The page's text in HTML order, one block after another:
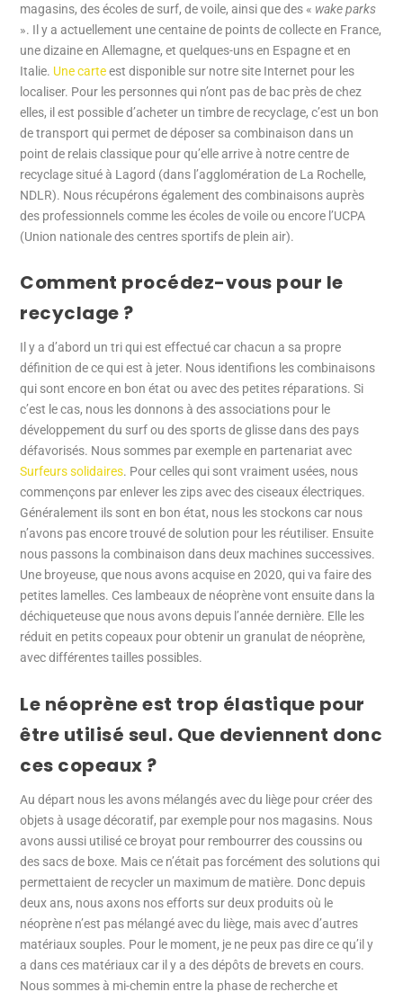
magasins, des écoles de surf, de voile, ainsi que des « wake parks
». Il y a actuellement une centaine de points de collecte en France,
une dizaine en Allemagne, et quelques-uns en Espagne et en
Italie. Une carteest disponible sur notre site Internet pour les
localiser. Pour les personnes qui n’ont pas de bac près de chez
elles, il est possible d’acheter un timbre de recyclage, c’est un bon
de transport qui permet de déposer sa combinaison dans un
point de relais classique pour qu’elle arrive à notre centre de
recyclage situé à Lagord (dans l’agglomération de La Rochelle,
NDLR). Nous récupérons également des combinaisons auprès
des professionnels comme les écoles de voile ou encore l’UCPA
(Union nationale des centres sportifs de plein air).
Comment procédez-vous pour le
recyclage ?
Il y a d’abord un tri qui est effectué car chacun a sa propre
définition de ce qui est à jeter. Nous identifions les combinaisons
qui sont encore en bon état ou avec des petites réparations. Si
c’est le cas, nous les donnons à des associations pour le
développement du surf ou des sports de glisse dans des pays
défavorisés. Nous sommes par exemple en partenariat avec
Surfeurs solidaires. Pour celles qui sont vraiment usées, nous
commençons par enlever les zips avec des ciseaux électriques.
Généralement ils sont en bon état, nous les stockons car nous
n’avons pas encore trouvé de solution pour les réutiliser. Ensuite
nous passons la combinaison dans deux machines successives.
Une broyeuse, que nous avons acquise en 2020, qui va faire des
petites lamelles. Ces lambeaux de néoprène vont ensuite dans la
déchiqueteuse que nous avons depuis l’année dernière. Elle les
réduit en petits copeaux pour obtenir un granulat de néoprène,
avec différentes tailles possibles.
Le néoprène est trop élastique pour
être utilisé seul. Que deviennent donc
ces copeaux ?
Au départ nous les avons mélangés avec du liège pour créer des
objets à usage décoratif, par exemple pour nos magasins. Nous
avons aussi utilisé ce broyat pour rembourrer des coussins ou
des sacs de boxe. Mais ce n’était pas forcément des solutions qui
permettaient de recycler un maximum de matière. Donc depuis
deux ans, nous axons nos efforts sur deux produits où le
néoprène n’est pas mélangé avec du liège, mais avec d’autres
matériaux souples. Pour le moment, je ne peux pas dire ce qu’il y
a dans ces matériaux car il y a des dépôts de brevets en cours.
Nous sommes à mi-chemin entre la phase de recherche et